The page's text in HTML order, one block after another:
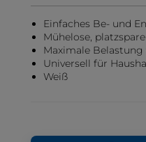
Einfaches Be- und
Mühelose,
Maximale Belastung
Universell für
Weiß